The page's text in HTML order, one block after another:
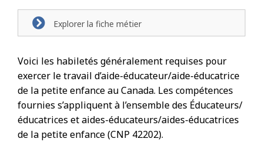
Explorer la fiche métier
Voici les habiletés généralement requises pour
exercer le travail d’aide-éducateur/aide-éducatrice
de la petite enfance au Canada. Les compétences
fournies s’appliquent à l’ensemble des Éducateurs/
éducatrices et aides-éducateurs/aides-éducatrices
de la petite enfance (CNP 42202).